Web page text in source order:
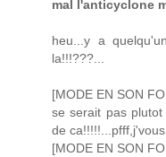
mal l'anticyclone
heu...y a
la!!!???...
[MODE EN SON
se serait pas
de ca!!!!!...pfff,j'vous
[MODE EN SON